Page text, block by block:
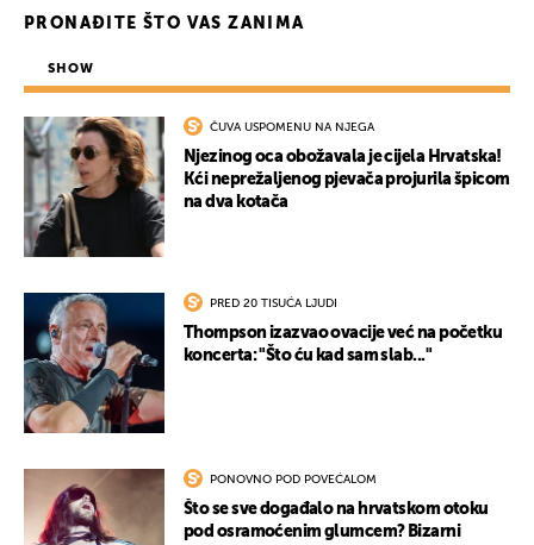
PRONAĐITE ŠTO VAS ZANIMA
SHOW
ČUVA USPOMENU NA NJEGA
Njezinog oca obožavala je cijela Hrvatska!
Kći neprežaljenog pjevača projurila špicom
na dva kotača
PRED 20 TISUĆA LJUDI
Thompson izazvao ovacije već na početku
koncerta: "Što ću kad sam slab..."
PONOVNO POD POVEĆALOM
Što se sve događalo na hrvatskom otoku
pod osramoćenim glumcem? Bizarni